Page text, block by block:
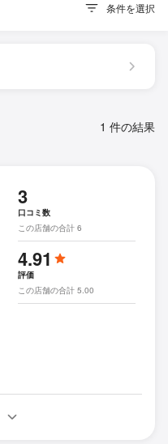
条件を選択
1 件の結果
3
口コミ数
この店舗の合計 6
4.91
評価
この店舗の合計 5.00